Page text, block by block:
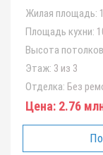
Жилая площадь:
Площадь кухни:
Высота
Этаж: 3 из 3
Отделка: Без
Цена: 2.76